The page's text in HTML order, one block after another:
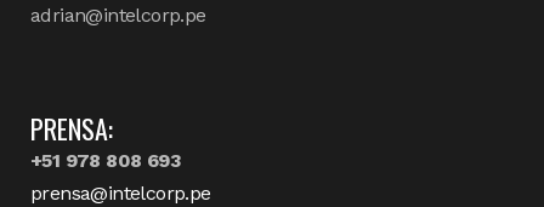
adrian@intelcorp.pe
PRENSA:
+51 978 808 693
prensa@intelcorp.pe